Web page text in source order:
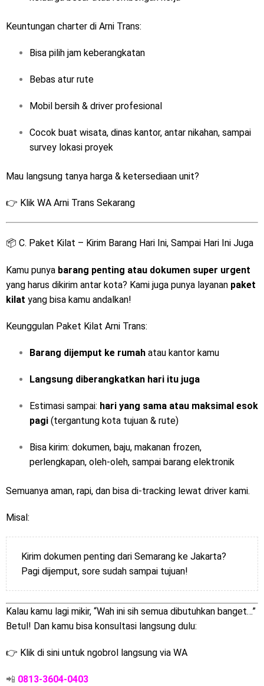
Keuntungan charter di Arni Trans:
Bisa pilih jam keberangkatan
Bebas atur rute
Mobil bersih & driver profesional
Cocok buat wisata, dinas kantor, antar nikahan, sampai
survey lokasi proyek
Mau langsung tanya harga & ketersediaan unit?
👉 Klik WA Arni Trans Sekarang
📦 C. Paket Kilat – Kirim Barang Hari Ini, Sampai Hari Ini Juga
Kamu punya barang penting atau dokumen super urgent
yang harus dikirim antar kota? Kami juga punya layanan paket
kilat yang bisa kamu andalkan!
Keunggulan Paket Kilat Arni Trans:
Barang dijemput ke rumah atau kantor kamu
Langsung diberangkatkan hari itu juga
Estimasi sampai: hari yang sama atau maksimal esok
pagi (tergantung kota tujuan & rute)
Bisa kirim: dokumen, baju, makanan frozen,
perlengkapan, oleh-oleh, sampai barang elektronik
Semuanya aman, rapi, dan bisa di-tracking lewat driver kami.
Misal:
Kirim dokumen penting dari Semarang ke Jakarta?
Pagi dijemput, sore sudah sampai tujuan!
Kalau kamu lagi mikir, “Wah ini sih semua dibutuhkan banget…”
Betul! Dan kamu bisa konsultasi langsung dulu:
👉 Klik di sini untuk ngobrol langsung via WA
📲 0813-3604-0403